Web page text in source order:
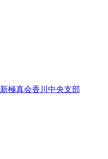
新極真会香川中央支部